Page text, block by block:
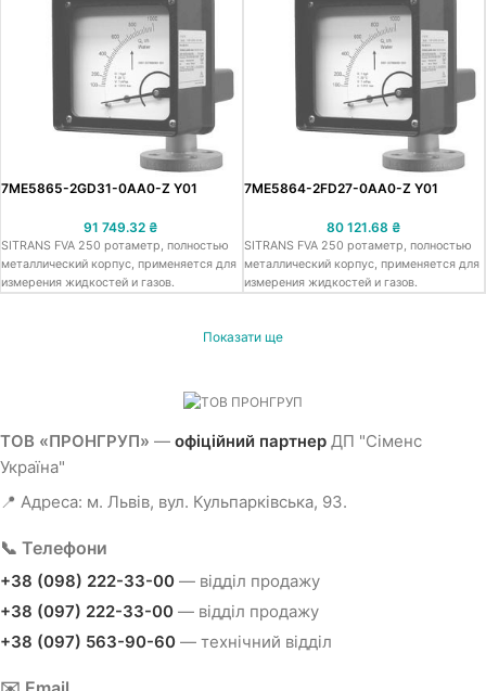
7ME5865-2GD31-0AA0-Z Y01
91 749.32 ₴
SITRANS FVA 250 ротаметр, полностью
металлический корпус, применяется для
измерения жидкостей и газов.
7ME5864-2FD27-0AA0-Z Y01
80 121.68 ₴
SITRANS FVA 250 ротаметр, полностью
металлический корпус, применяется для
измерения жидкостей и газов.
Показати ще
ТОВ «ПРОНГРУП» — офіційний партнер ДП "Сіменс
Україна"
📍 Адреса: м. Львів, вул. Кульпарківська, 93.
📞 Телефони
+38 (098) 222-33-00 — відділ продажу
+38 (097) 222-33-00 — відділ продажу
+38 (097) 563-90-60 — технічний відділ